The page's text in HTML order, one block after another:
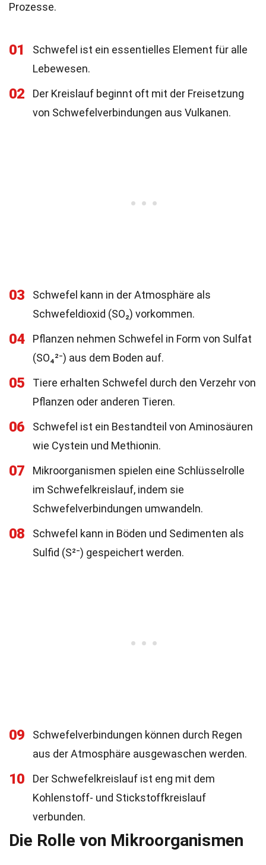
Prozesse.
01
Schwefel ist ein essentielles Element für alle
Lebewesen.
02
Der Kreislauf beginnt oft mit der Freisetzung
von Schwefelverbindungen aus Vulkanen.
03
Schwefel kann in der Atmosphäre als
Schwefeldioxid (SO₂) vorkommen.
04
Pflanzen nehmen Schwefel in Form von Sulfat
(SO₄²⁻) aus dem Boden auf.
05
Tiere erhalten Schwefel durch den Verzehr von
Pflanzen oder anderen Tieren.
06
Schwefel ist ein Bestandteil von Aminosäuren
wie Cystein und Methionin.
07
Mikroorganismen spielen eine Schlüsselrolle
im Schwefelkreislauf, indem sie
Schwefelverbindungen umwandeln.
08
Schwefel kann in Böden und Sedimenten als
Sulfid (S²⁻) gespeichert werden.
09
Schwefelverbindungen können durch Regen
aus der Atmosphäre ausgewaschen werden.
10
Der Schwefelkreislauf ist eng mit dem
Kohlenstoff- und Stickstoffkreislauf
verbunden.
Die Rolle von Mikroorganismen